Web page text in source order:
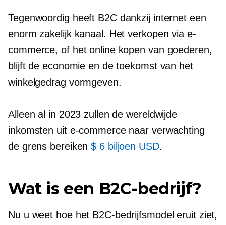
Tegenwoordig heeft B2C dankzij internet een
enorm zakelijk kanaal. Het verkopen via e-
commerce, of het online kopen van goederen,
blijft de economie en de toekomst van het
winkelgedrag vormgeven.
Alleen al in 2023 zullen de wereldwijde
inkomsten uit e-commerce naar verwachting
de grens bereiken$ 6 biljoen USD.
Wat is een B2C-bedrijf?
Nu u weet hoe het B2C-bedrijfsmodel eruit ziet,